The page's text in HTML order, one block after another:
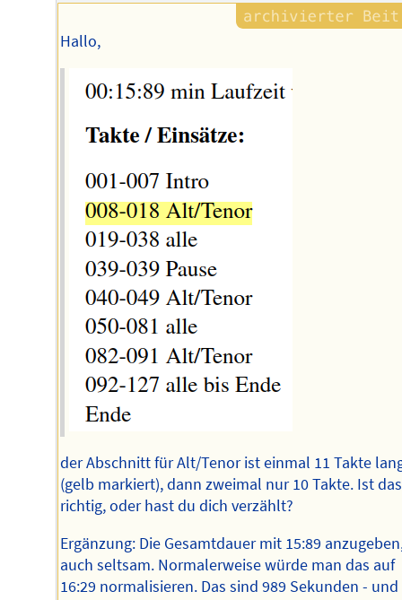
Hallo,
der Abschnitt für Alt/Tenor ist einmal 11 Takte
(gelb markiert), dann zweimal nur 10 Takte. Ist
richtig, oder hast du dich verzählt?
Ergänzung: Die Gesamtdauer mit 15:89
auch seltsam. Normalerweise würde man das auf
16:29 normalisieren. Das sind 989 Sekunden - und